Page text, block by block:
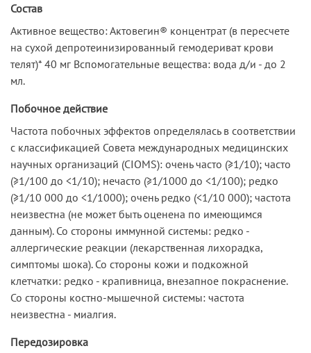
Состав
Активное вещество: Актовегин® концентрат (в пересчете
на сухой депротеинизированный гемодериват крови
телят)* 40 мг Вспомогательные вещества: вода д/и - до 2
мл.
Побочное действие
Частота побочных эффектов определялась в соответствии
с классификацией Совета международных медицинских
научных организаций (CIOMS): очень часто (≥1/10); часто
(≥1/100 до <1/10); нечасто (≥1/1000 до <1/100); редко
(≥1/10 000 до <1/1000); очень редко (<1/10 000); частота
неизвестна (не может быть оценена по имеющимся
данным). Со стороны иммунной системы: редко -
аллергические реакции (лекарственная лихорадка,
симптомы шока). Со стороны кожи и подкожной
клетчатки: редко - крапивница, внезапное покраснение.
Со стороны костно-мышечной системы: частота
неизвестна - миалгия.
Передозировка